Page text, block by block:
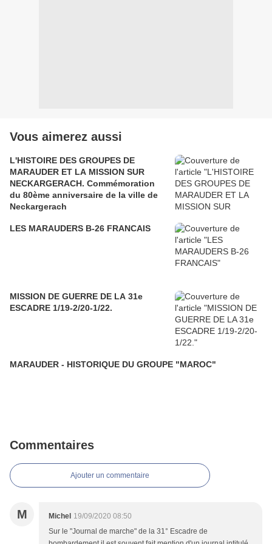
Vous aimerez aussi
L'HISTOIRE DES GROUPES DE
MARAUDER ET LA MISSION SUR
NECKARGERACH. Commémoration
du 80ème anniversaire de la ville de
Neckargerach
LES MARAUDERS B-26 FRANCAIS
MISSION DE GUERRE DE LA 31e
ESCADRE 1/19-2/20-1/22.
MARAUDER - HISTORIQUE DU GROUPE "MAROC"
Commentaires
Ajouter un commentaire
M Michel 19/09/2020 08:50
Sur le "Journal de marche" de la 31° Escadre de